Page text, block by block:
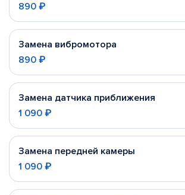
890 ₽
Замена вибромотора
890 ₽
Замена датчика приближения
1 090 ₽
Замена передней камеры
1 090 ₽